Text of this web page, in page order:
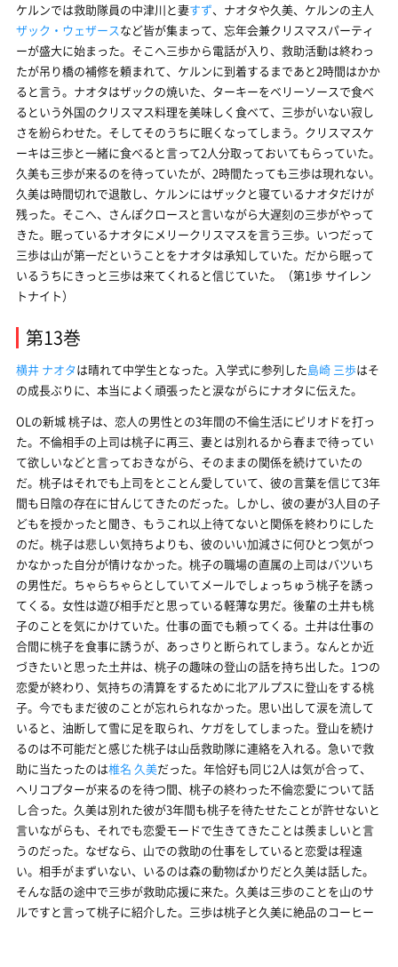
ケルンでは救助隊員の中津川と妻すず、ナオタや久美、ケルンの主人
ザック・ウェザースなど皆が集まって、忘年会兼クリスマスパーティ
ーが盛大に始まった。そこへ三歩から電話が入り、救助活動は終わっ
たが吊り橋の補修を頼まれて、ケルンに到着するまであと2時間はかか
ると言う。ナオタはザックの焼いた、ターキーをベリーソースで食べ
るという外国のクリスマス料理を美味しく食べて、三歩がいない寂し
さを紛らわせた。そしてそのうちに眠くなってしまう。クリスマスケ
ーキは三歩と一緒に食べると言って2人分取っておいてもらっていた。
久美も三歩が来るのを待っていたが、2時間たっても三歩は現れない。
久美は時間切れで退散し、ケルンにはザックと寝ているナオタだけが
残った。そこへ、さんぽクロースと言いながら大遅刻の三歩がやって
きた。眠っているナオタにメリークリスマスを言う三歩。いつだって
三歩は山が第一だということをナオタは承知していた。だから眠って
いるうちにきっと三歩は来てくれると信じていた。（第1歩 サイレン
トナイト）
第13巻
横井 ナオタは晴れて中学生となった。入学式に参列した島崎 三歩はそ
の成長ぶりに、本当によく頑張ったと涙ながらにナオタに伝えた。
OLの新城 桃子は、恋人の男性との3年間の不倫生活にピリオドを打っ
た。不倫相手の上司は桃子に再三、妻とは別れるから春まで待ってい
て欲しいなどと言っておきながら、そのままの関係を続けていたの
だ。桃子はそれでも上司をとことん愛していて、彼の言葉を信じて3年
間も日陰の存在に甘んじてきたのだった。しかし、彼の妻が3人目の子
どもを授かったと聞き、もうこれ以上待てないと関係を終わりにした
のだ。桃子は悲しい気持ちよりも、彼のいい加減さに何ひとつ気がつ
かなかった自分が情けなかった。桃子の職場の直属の上司はバツいち
の男性だ。ちゃらちゃらとしていてメールでしょっちゅう桃子を誘っ
てくる。女性は遊び相手だと思っている軽薄な男だ。後輩の土井も桃
子のことを気にかけていた。仕事の面でも頼ってくる。土井は仕事の
合間に桃子を食事に誘うが、あっさりと断られてしまう。なんとか近
づきたいと思った土井は、桃子の趣味の登山の話を持ち出した。1つの
恋愛が終わり、気持ちの清算をするために北アルプスに登山をする桃
子。今でもまだ彼のことが忘れられなかった。思い出して涙を流して
いると、油断して雪に足を取られ、ケガをしてしまった。登山を続け
るのは不可能だと感じた桃子は山岳救助隊に連絡を入れる。急いで救
助に当たったのは椎名 久美だった。年恰好も同じ2人は気が合って、
ヘリコプターが来るのを待つ間、桃子の終わった不倫恋愛について話
し合った。久美は別れた彼が3年間も桃子を待たせたことが許せないと
言いながらも、それでも恋愛モードで生きてきたことは羨ましいと言
うのだった。なぜなら、山での救助の仕事をしていると恋愛は程遠
い。相手がまずいない、いるのは森の動物ばかりだと久美は話した。
そんな話の途中で三歩が救助応援に来た。久美は三歩のことを山のサ
ルですと言って桃子に紹介した。三歩は桃子と久美に絶品のコーヒー